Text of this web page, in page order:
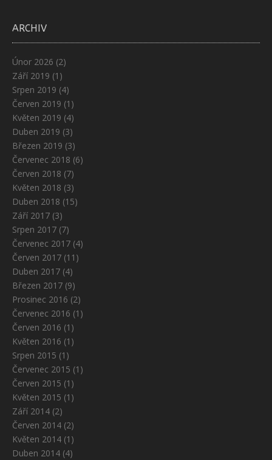
ARCHIV
Únor 2026 (2)
Září 2019 (1)
Srpen 2019 (4)
Červen 2019 (1)
Květen 2019 (4)
Duben 2019 (3)
Březen 2019 (3)
Červenec 2018 (6)
Červen 2018 (7)
Květen 2018 (3)
Duben 2018 (15)
Září 2017 (3)
Srpen 2017 (7)
Červenec 2017 (4)
Červen 2017 (11)
Duben 2017 (4)
Březen 2017 (9)
Prosinec 2016 (2)
Červenec 2016 (1)
Červen 2016 (1)
Květen 2016 (1)
Srpen 2015 (1)
Červenec 2015 (1)
Červen 2015 (1)
Květen 2015 (1)
Září 2014 (2)
Červen 2014 (2)
Květen 2014 (1)
Duben 2014 (4)